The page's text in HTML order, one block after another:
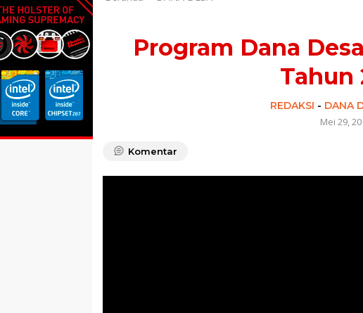
Program Dana
Tahun
REDAKSI - DANA
Mei 29,
Komentar